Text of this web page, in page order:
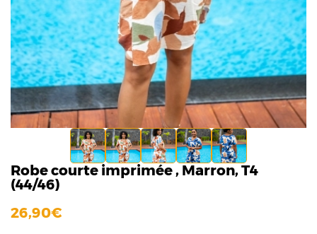
Robe courte imprimée , Marron, T4
(44/46)
26,90